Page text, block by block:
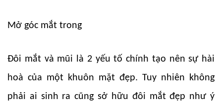
Mở góc mắt trong
Đôi mắt và mũi là 2 yếu tố chính tạo nên sự hài
hoà của một khuôn mặt đẹp. Tuy nhiên không
phải ai sinh ra cũng sở hữu đôi mắt đẹp như ý